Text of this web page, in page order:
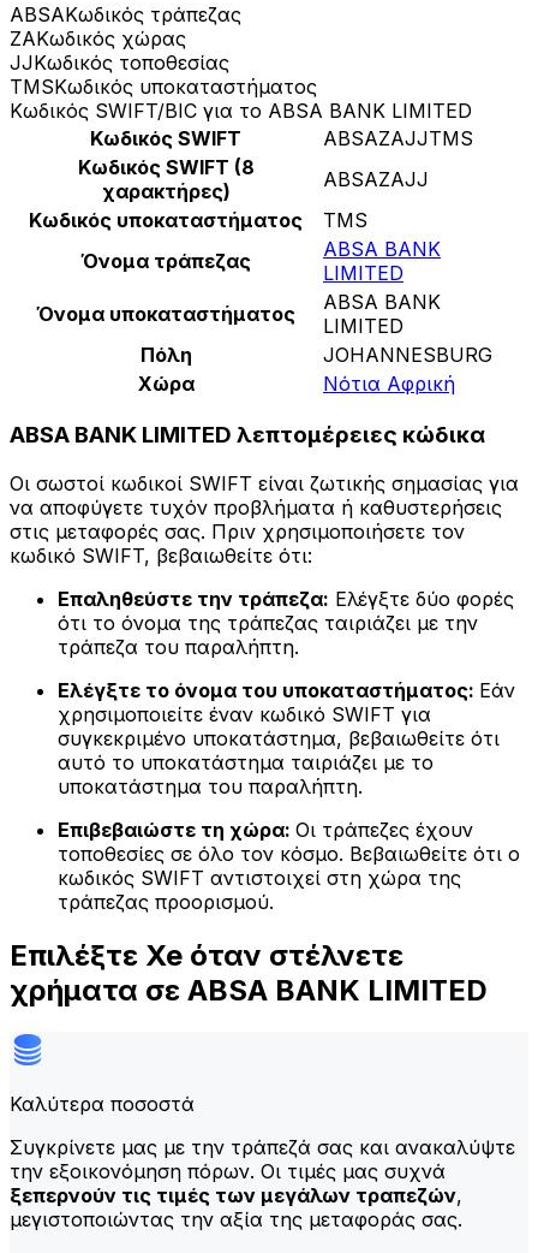
ABSAΚωδικός τράπεζας
ZAΚωδικός χώρας
JJΚωδικός τοποθεσίας
TMSΚωδικός υποκαταστήματος
Κωδικός SWIFT/BIC για το ABSA BANK LIMITED
Κωδικός SWIFT
ABSAZAJJTMS
Κωδικός SWIFT (8
χαρακτήρες)
ABSAZAJJ
Κωδικός υποκαταστήματος
TMS
Όνομα τράπεζας
ABSA BANK
LIMITED
Όνομα υποκαταστήματος
ABSA BANK
LIMITED
Πόλη
JOHANNESBURG
Χώρα
Νότια Αφρική
ABSA BANK LIMITED λεπτομέρειες κώδικα
Οι σωστοί κωδικοί SWIFT είναι ζωτικής σημασίας για
να αποφύγετε τυχόν προβλήματα ή καθυστερήσεις
στις μεταφορές σας. Πριν χρησιμοποιήσετε τον
κωδικό SWIFT, βεβαιωθείτε ότι:
Επαληθεύστε την τράπεζα: Ελέγξτε δύο φορές
ότι το όνομα της τράπεζας ταιριάζει με την
τράπεζα του παραλήπτη.
Ελέγξτε το όνομα του υποκαταστήματος: Εάν
χρησιμοποιείτε έναν κωδικό SWIFT για
συγκεκριμένο υποκατάστημα, βεβαιωθείτε ότι
αυτό το υποκατάστημα ταιριάζει με το
υποκατάστημα του παραλήπτη.
Επιβεβαιώστε τη χώρα: Οι τράπεζες έχουν
τοποθεσίες σε όλο τον κόσμο. Βεβαιωθείτε ότι ο
κωδικός SWIFT αντιστοιχεί στη χώρα της
τράπεζας προορισμού.
Επιλέξτε Xe όταν στέλνετε
χρήματα σε ABSA BANK LIMITED
Καλύτερα ποσοστά
Συγκρίνετε μας με την τράπεζά σας και ανακαλύψτε
την εξοικονόμηση πόρων. Οι τιμές μας συχνά
ξεπερνούν τις τιμές των μεγάλων τραπεζών,
μεγιστοποιώντας την αξία της μεταφοράς σας.